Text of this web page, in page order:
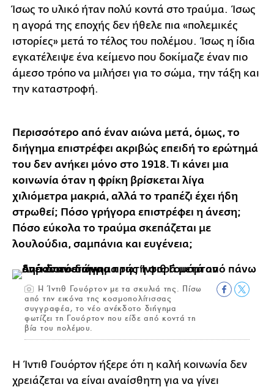
Ίσως το υλικό ήταν πολύ κοντά στο τραύμα. Ίσως
η αγορά της εποχής δεν ήθελε πια «πολεμικές
ιστορίες» μετά το τέλος του πολέμου. Ίσως η ίδια
εγκατέλειψε ένα κείμενο που δοκίμαζε έναν πιο
άμεσο τρόπο να μιλήσει για το σώμα, την τάξη και
την καταστροφή.
Περισσότερο από έναν αιώνα μετά, όμως, το
διήγημα επιστρέφει ακριβώς επειδή το ερώτημά
του δεν ανήκει μόνο στο 1918. Τι κάνει μια
κοινωνία όταν η φρίκη βρίσκεται λίγα
χιλιόμετρα μακριά, αλλά το τραπέζι έχει ήδη
στρωθεί; Πόσο γρήγορα επιστρέφει η άνεση;
Πόσο εύκολα το τραύμα σκεπάζεται με
λουλούδια, σαμπάνια και ευγένεια;
Η Ίντιθ Γουόρτον με τα σκυλιά της. Πίσω
από την εικόνα της κοσμοπολίτισσας
συγγραφέα, το νέο ανέκδοτο διήγημα
φωτίζει τη Γουόρτον που είδε από κοντά τη
βία του πολέμου.
Η Ίντιθ Γουόρτον ήξερε ότι η καλή κοινωνία δεν
χρειάζεται να είναι αναίσθητη για να γίνει